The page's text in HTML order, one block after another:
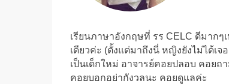
เรียนภาษาอังกฤษที่ รร CELC ดีมาก
เดียวค่ะ (ตั้งแต่มาถึงนี่ หญิงยังไม่ได้เ
เป็นเด็กใหม่ อาจารย์คอยปลอบ คอย
คอยบอกอย่ากังวลนะ คอยดูแลค่ะ